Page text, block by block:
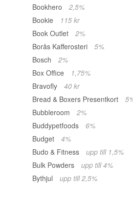
Bookhero
2,5%
Bookie
115 kr
Book Outlet
2%
Borås Kafferosteri
5%
Bosch
2%
Box Office
1,75%
Bravofly
40 kr
Bread & Boxers Presentkort
Bubbleroom
2%
Buddypetfoods
6%
Budget
4%
Budo & Fitness
upp till 1,5%
Bulk Powders
upp till 4%
Bythjul
upp till 2,5%